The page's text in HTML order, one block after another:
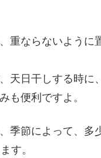
ならないように置
日干しする時に
便利ですよ。
節によって、多
す。